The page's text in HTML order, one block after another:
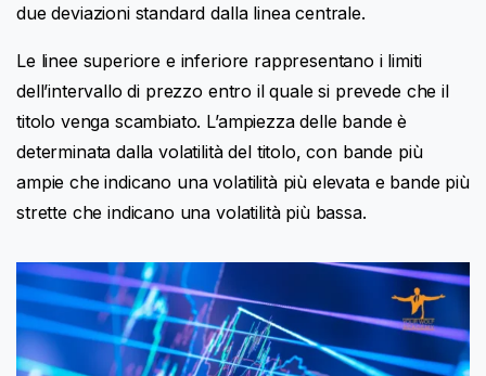
due deviazioni standard dalla linea centrale.
Le linee superiore e inferiore rappresentano i limiti
dell’intervallo di prezzo entro il quale si prevede che il
titolo venga scambiato. L’ampiezza delle bande è
determinata dalla volatilità del titolo, con bande più
ampie che indicano una volatilità più elevata e bande più
strette che indicano una volatilità più bassa.